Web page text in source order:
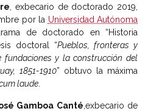
, exbecario de doctorado 2019,
por la Universidad Autónoma
de doctorado en “Historia
doctoral “Pueblos, fronteras y
fundaciones y la construcción del
1851-1910” obtuvo la máxima
laude.
Gamboa Canté ,exbecario de